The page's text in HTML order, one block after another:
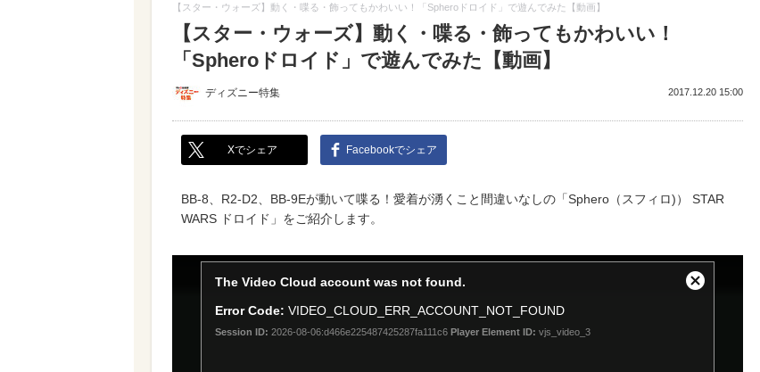
【スター・ウォーズ】動く・喋る・飾ってもかわいい！「Spheroドロイド」で遊んでみた【動画】
【スター・ウォーズ】動く・喋る・飾ってもかわいい！
「Spheroドロイド」で遊んでみた【動画】
ディズニー特集 2017.12.20 15:00
Xでシェア Facebookでシェア
BB-8、R2-D2、BB-9Eが動いて喋る！愛着が湧くこと間違いなしの「Sphero（スフィロ)） STAR
WARS ドロイド」をご紹介します。